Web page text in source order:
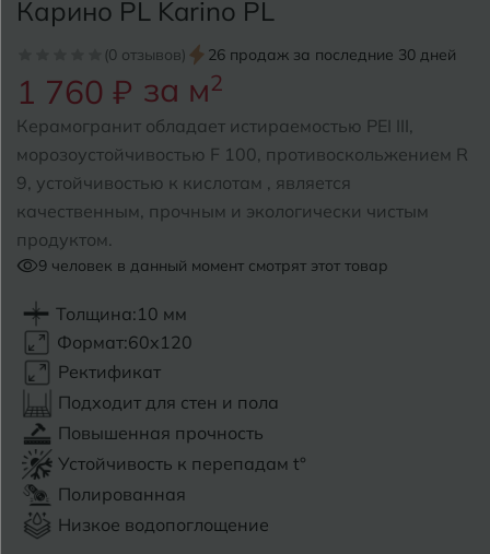
Карино PL Karino PL
(0 отзывов) 26 продаж за последние 30 дней
1 760 ₽ за м2
Керамогранит обладает истираемостью PEI III,
морозоустойчивостью F 100, противоскольжением R
9, устойчивостью к кислотам , является
качественным, прочным и экологически чистым
продуктом.
9 человек в данный момент смотрят этот товар
Толщина:10 мм
Формат:60x120
Ректификат
Подходит для стен и пола
Повышенная прочность
Устойчивость к перепадам t°
Полированная
Низкое водопоглощение
Альметьевск
Армавир
Б Барнаул
Белгород
Брянск
Бугульма
Бугуруслан
В
Пятигорск
Р
С
Самара